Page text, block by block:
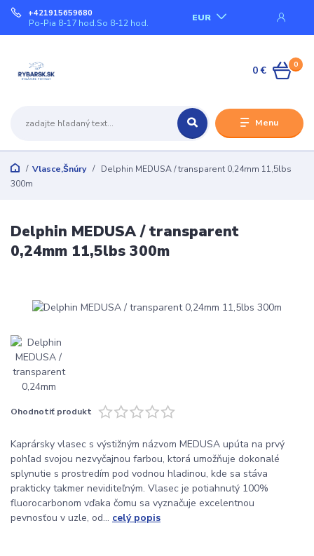
Menu
EUR
+421915659680
Po-Pia 8-17 hod.So 8-12 hod.
0
0 €
Vlasce,Šnúry
Delphin MEDUSA / transparent 0,24mm 11,5lbs
300m
Delphin MEDUSA / transparent
0,24mm 11,5lbs 300m
Ohodnotiť produkt
Kaprársky vlasec s výstižným názvom MEDUSA upúta na prvý
pohľad svojou nezvyčajnou farbou, ktorá umožňuje dokonalé
splynutie s prostredím pod vodnou hladinou, kde sa stáva
prakticky takmer neviditeľným. Vlasec je potiahnutý 100%
fluorocarbonom vďaka čomu sa vyznačuje excelentnou
pevnosťou v uzle, od... celý popis